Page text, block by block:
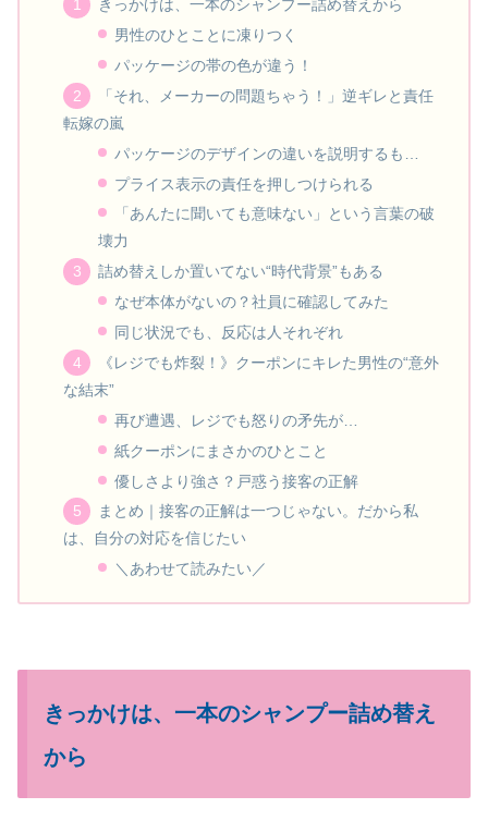
きっかけは、一本のシャンプー詰め替えから
男性のひとことに凍りつく
パッケージの帯の色が違う！
「それ、メーカーの問題ちゃう！」逆ギレと責任
転嫁の嵐
パッケージのデザインの違いを説明するも…
プライス表示の責任を押しつけられる
「あんたに聞いても意味ない」という言葉の破
壊力
詰め替えしか置いてない“時代背景”もある
なぜ本体がないの？社員に確認してみた
同じ状況でも、反応は人それぞれ
《レジでも炸裂！》クーポンにキレた男性の“意外
な結末”
再び遭遇、レジでも怒りの矛先が…
紙クーポンにまさかのひとこと
優しさより強さ？戸惑う接客の正解
まとめ｜接客の正解は一つじゃない。だから私
は、自分の対応を信じたい
＼あわせて読みたい／
きっかけは、一本のシャンプー詰め替え
から